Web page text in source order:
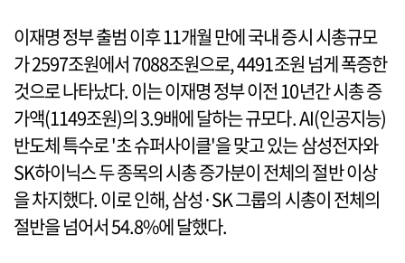
이재명 정부 출범 이후 11개월 만에 국내 증시 시총규모
가 2597조원에서 7088조원으로, 4491조원 넘게 폭증한
것으로 나타났다. 이는 이재명 정부 이전 10년간 시총 증
가액(1149조원)의 3.9배에 달하는 규모다. AI(인공지능)
반도체 특수로 '초 슈퍼사이클'을 맞고 있는 삼성전자와
SK하이닉스 두 종목의 시총 증가분이 전체의 절반 이상
을 차지했다. 이로 인해, 삼성·SK 그룹의 시총이 전체의
절반을 넘어서 54.8%에 달했다.